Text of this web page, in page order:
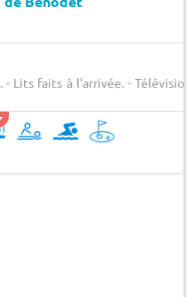
Lits faits à l'arrivée. -